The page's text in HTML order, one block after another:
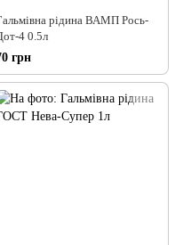
рідина ВАМП Рось-
4 0.5л
грн